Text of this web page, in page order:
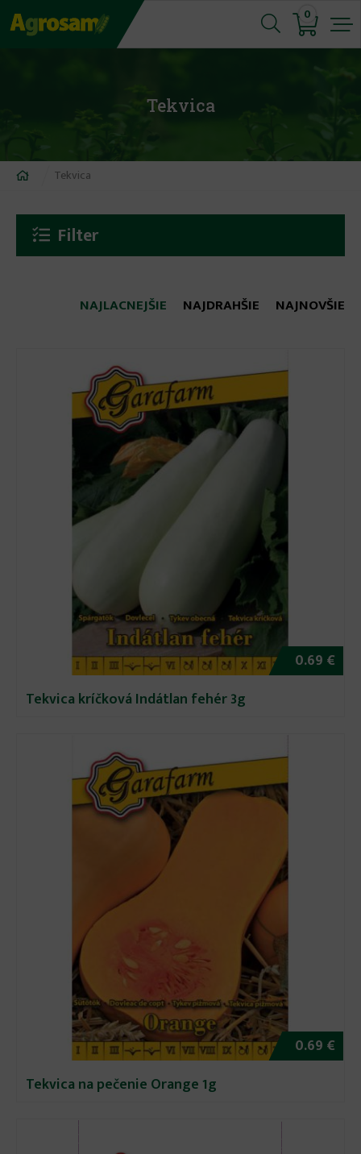
Jump
to
0
Tekvica
Nachádzate
tu
Tekvica
Filter
NAJLACNEJŠIE NAJDRAHŠIE NAJNOVŠIE
0.69 €
Tekvica kríčková Indátlan fehér 3g
0.69 €
Tekvica na pečenie Orange 1g